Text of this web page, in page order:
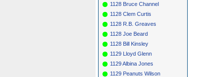
1128 Bruce Channel
1128 Clem Curtis
1128 R.B. Greaves
1128 Joe Beard
1128 Bill Kinsley
1129 Lloyd Glenn
1129 Albina Jones
1129 Peanuts Wilson